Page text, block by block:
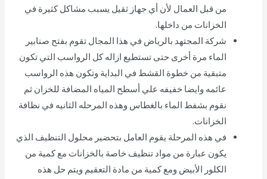
من قبل العمال لأن أي جهاز ثقيل يسبب مشاكل كثيرة في
الخزانات من داخلها.
شركة المجتهد بالرياض في هذا المجال تقوم بفتح صنابير
الماء مرة أخرى حتى تستطيع ازاله كل الرواسب التي تكون
متبقية من خطوة القشط في البداية وتكون هذه الرواسب
عائمه وايضا خفيفه علي أسطح المياه المضافة للخزان ثم
نقوم بشفط الماء بالغطاس وهذه المرحله الثانيه في نظافة
الخزانات.
في هذه المرحلة يقوم العامل بتحضير محلول التنظيف الذي
يكون عبارة من مواد تنظيف خاصة بالخزانات مع كمية من
الكلور الأبيض ومع كمية من مادة التعقيم ويتم حل هذه